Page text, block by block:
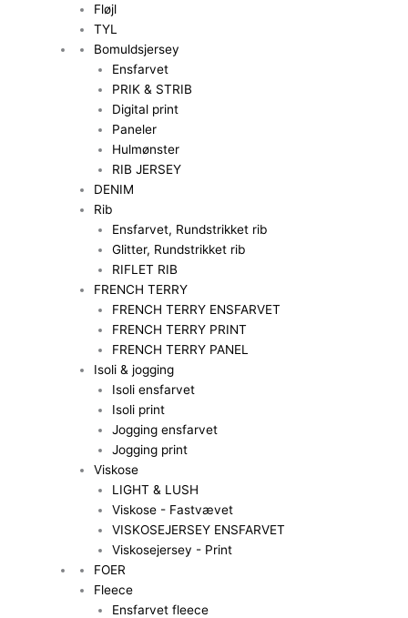
Fløjl
TYL
Bomuldsjersey
Ensfarvet
PRIK & STRIB
Digital print
Paneler
Hulmønster
RIB JERSEY
DENIM
Rib
Ensfarvet, Rundstrikket rib
Glitter, Rundstrikket rib
RIFLET RIB
FRENCH TERRY
FRENCH TERRY ENSFARVET
FRENCH TERRY PRINT
FRENCH TERRY PANEL
Isoli & jogging
Isoli ensfarvet
Isoli print
Jogging ensfarvet
Jogging print
Viskose
LIGHT & LUSH
Viskose - Fastvævet
VISKOSEJERSEY ENSFARVET
Viskosejersey - Print
FOER
Fleece
Ensfarvet fleece